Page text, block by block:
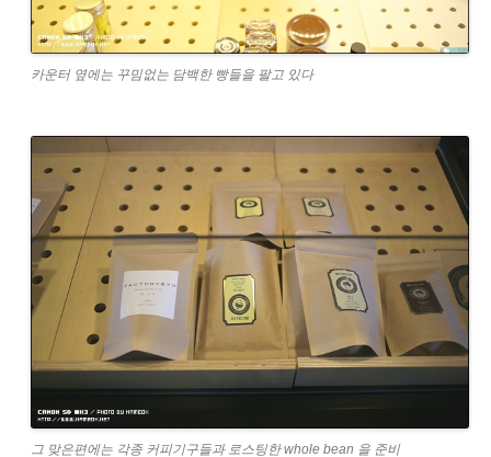
카운터 옆에는 꾸밈없는 담백한 빵들을 팔고 있다
그 맞은편에는 각종 커피기구들과 로스팅한 whole bean 을 준비